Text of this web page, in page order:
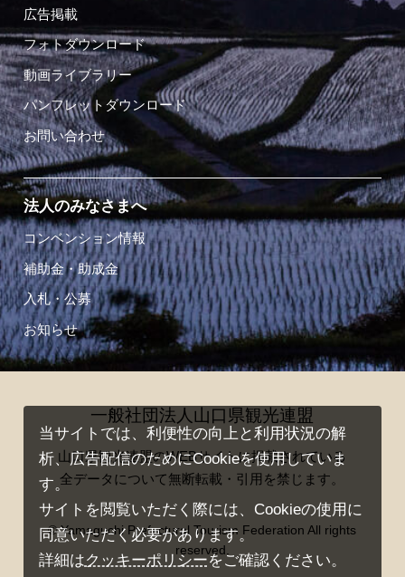
広告掲載
フォトダウンロード
動画ライブラリー
パンフレットダウンロード
お問い合わせ
法人のみなさまへ
コンベンション情報
補助金・助成金
入札・公募
お知らせ
一般社団法人山口県観光連盟
山口県観光連盟のWEBサイトに掲載されている
全データについて無断転載・引用を禁じます。
© Yamaguchi Prefectural Tourism Federation All rights
reserved.
当サイトでは、利便性の向上と利用状況の解
析、広告配信のためにCookieを使用していま
す。
サイトを閲覧いただく際には、Cookieの使用に
同意いただく必要があります。
詳細はクッキーポリシーをご確認ください。